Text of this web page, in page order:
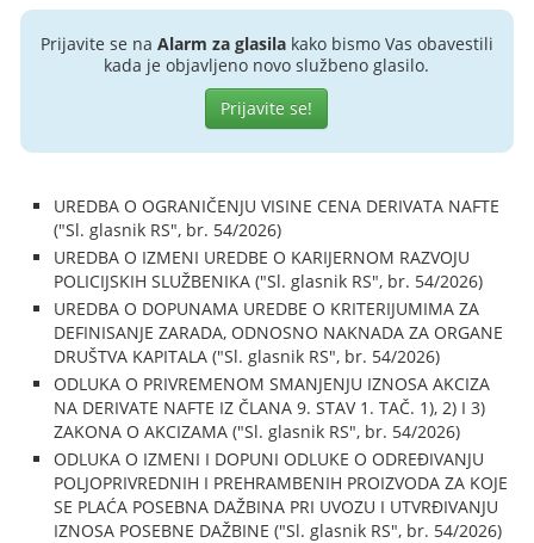
Prijavite se na Alarm za glasilakako bismo Vas obavestili
kada je objavljeno novo službeno glasilo.
Prijavite se!
UREDBA O OGRANIČENJU VISINE CENA DERIVATA NAFTE
("Sl. glasnik RS", br. 54/2026)
UREDBA O IZMENI UREDBE O KARIJERNOM RAZVOJU
POLICIJSKIH SLUŽBENIKA ("Sl. glasnik RS", br. 54/2026)
UREDBA O DOPUNAMA UREDBE O KRITERIJUMIMA ZA
DEFINISANJE ZARADA, ODNOSNO NAKNADA ZA ORGANE
DRUŠTVA KAPITALA ("Sl. glasnik RS", br. 54/2026)
ODLUKA O PRIVREMENOM SMANJENJU IZNOSA AKCIZA
NA DERIVATE NAFTE IZ ČLANA 9. STAV 1. TAČ. 1), 2) I 3)
ZAKONA O AKCIZAMA ("Sl. glasnik RS", br. 54/2026)
ODLUKA O IZMENI I DOPUNI ODLUKE O ODREĐIVANJU
POLJOPRIVREDNIH I PREHRAMBENIH PROIZVODA ZA KOJE
SE PLAĆA POSEBNA DAŽBINA PRI UVOZU I UTVRĐIVANJU
IZNOSA POSEBNE DAŽBINE ("Sl. glasnik RS", br. 54/2026)